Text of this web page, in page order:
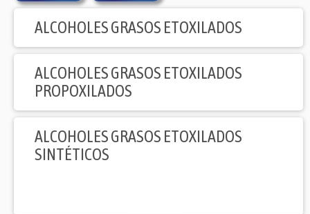
ALCOHOLES GRASOS ETOXILADOS
ALCOHOLES GRASOS ETOXILADOS
PROPOXILADOS
ALCOHOLES GRASOS ETOXILADOS
SINTÉTICOS